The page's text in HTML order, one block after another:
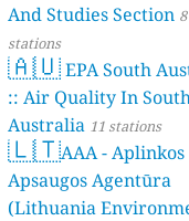
And Studies Section 8
stations
🇦🇺EPA South
:: Air Quality In
Australia 11 stations
🇱🇹AAA - Aplinkos
Apsaugos Agentūra
(Lithuania